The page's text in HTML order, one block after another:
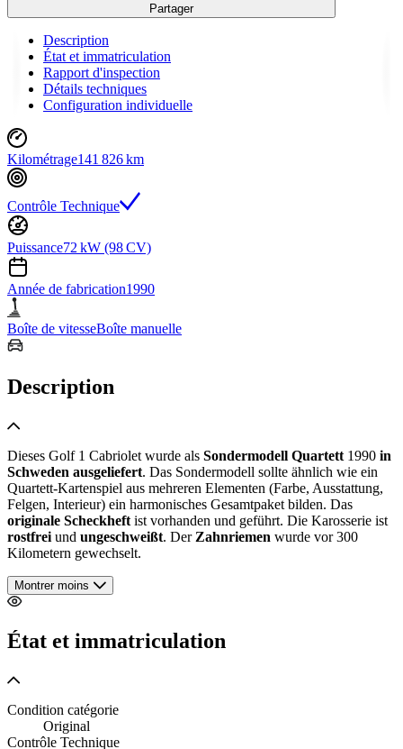
Partager
Description
État et immatriculation
Rapport d'inspection
Détails techniques
Configuration individuelle
Kilométrage141 826 km
Contrôle Technique
Puissance72 kW (98 CV)
Année de fabrication1990
Boîte de vitesseBoîte manuelle
Description
Dieses Golf 1 Cabriolet wurde als Sondermodell Quartett 1990 in
Schweden ausgeliefert. Das Sondermodell sollte ähnlich wie ein
Quartett-Kartenspiel aus mehreren Elementen (Farbe, Ausstattung,
Felgen, Interieur) ein harmonisches Gesamtpaket bilden. Das
originale Scheckheft ist vorhanden und geführt. Die Karosserie ist
rostfrei und ungeschweißt. DerZahnriemen wurde vor 300
Kilometern gewechselt.
Montrer moins
État et immatriculation
Condition catégorie
Original
Contrôle Technique